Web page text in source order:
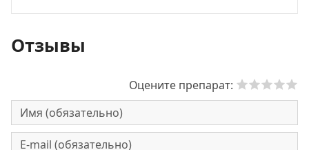
Отзывы
Оцените препарат: